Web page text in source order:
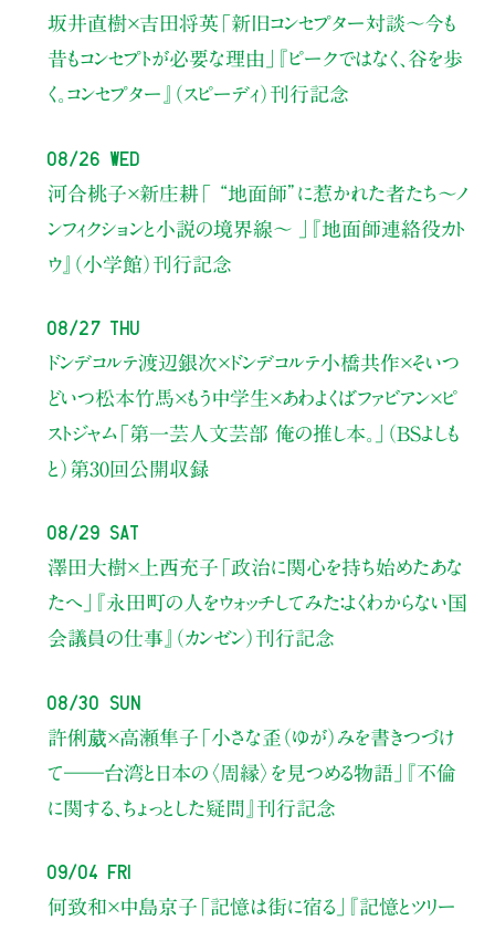
坂井直樹×吉田将英「新旧コンセプター対談～今も
昔もコンセプトが必要な理由」
『ピークではなく、谷を歩
く。コンセプター』（スピーディ）刊行記念
08/26 Wed
河合桃子×新庄耕「 “地面師”に惹かれた者たち〜ノ
ンフィクションと小説の境界線〜 」
『地面師連絡役カト
ウ』（小学館）刊行記念
08/27 Thu
ドンデコルテ渡辺銀次×ドンデコルテ小橋共作×そいつ
どいつ松本竹馬×もう中学生×あわよくばファビアン×ピ
ストジャム「第一芸人文芸部 俺の推し本。」（BSよしも
と） 第30回公開収録
08/29 Sat
澤田大樹×上西充子 「政治に関心を持ち始めたあな
たへ」
『永田町の人をウォッチしてみた：よくわからない国
会議員の仕事』（カンゼン）刊行記念
08/30 Sun
許俐葳×高瀬隼子 「小さな歪（ゆが）みを書きつづけ
て――台湾と日本の〈周縁〉を見つめる物語」
『不倫
に関する、ちょっとした疑問』刊行記念
09/04 Fri
何致和×中島京子 「記憶は街に宿る」
『記憶とツリー